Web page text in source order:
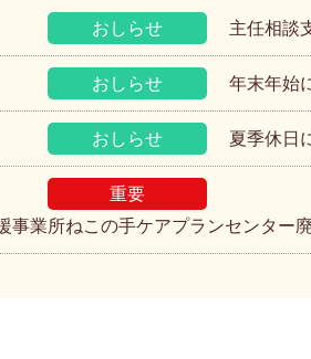
おしらせ 主任相談
おしらせ 年末年始
おしらせ 夏季休日
重要
事業所ねこの手ケアプランセンター